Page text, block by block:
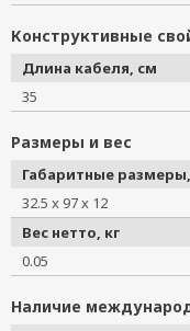
Конструктивные
Длина кабеля, см
35
Размеры и вес
Габаритные
32.5 x 97 x 12
Вес нетто, кг
0.05
Наличие